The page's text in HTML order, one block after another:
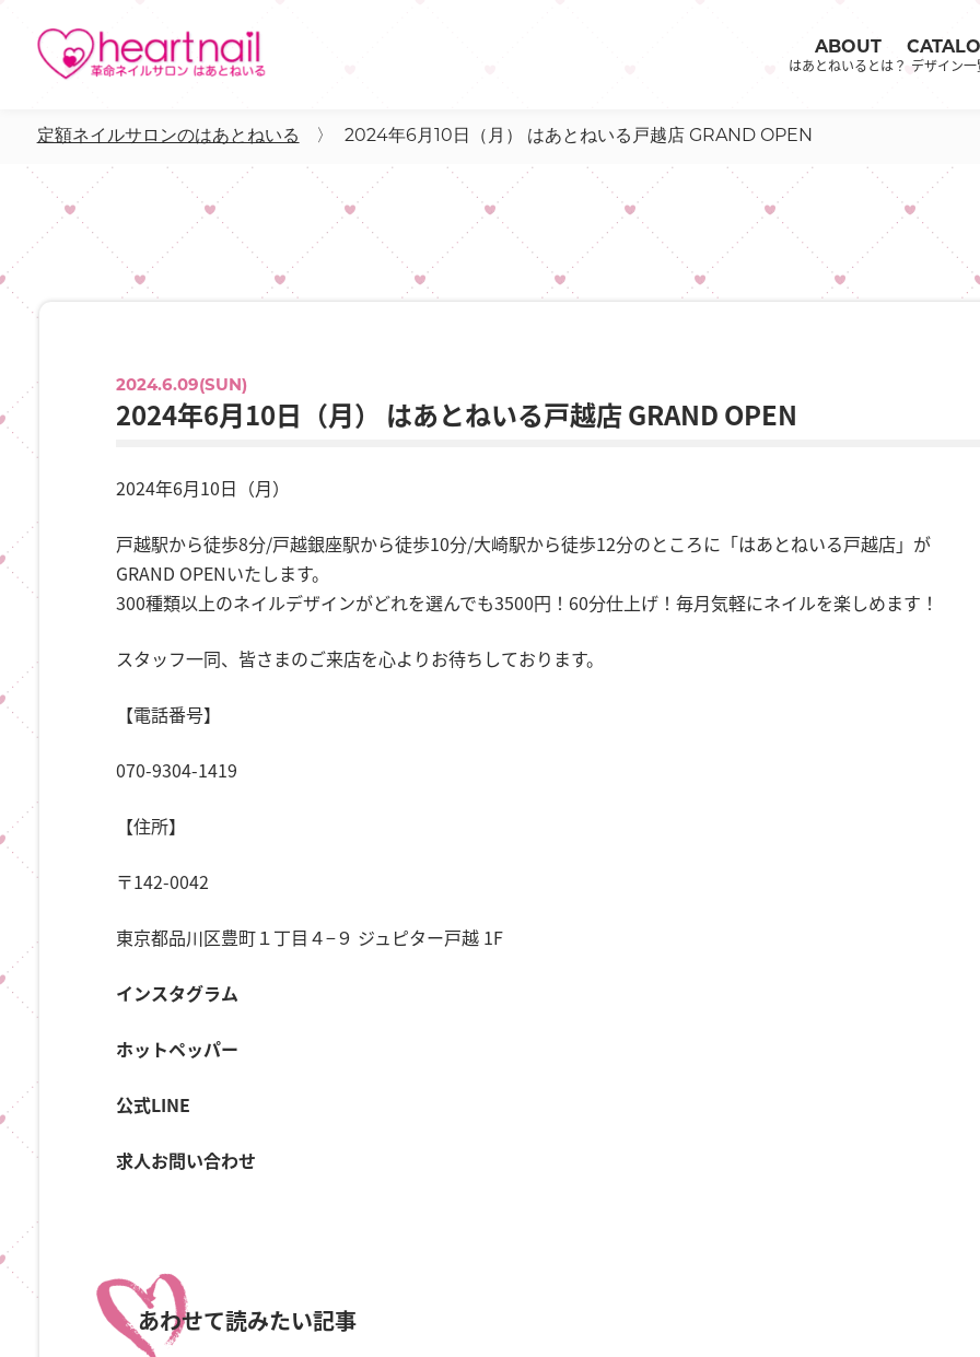
ABOUT
はあとねいるとは？ デザイン
定額ネイルサロンのはあとねいる 〉 2024年6月10日（月） はあとねいる戸越店 GRAND OPEN
2024.6.09(SUN)
2024年6月10日（月） はあとねいる戸越店 GRAND OPEN
2024年6月10日（月）
戸越駅から徒歩8分/戸越銀座駅から徒歩10分/大崎駅から徒歩12分のところに「はあとねいる戸越店」が
GRAND OPENいたします。
300種類以上のネイルデザインがどれを選んでも3500円！60分仕上げ！毎月気軽にネイルを楽しめます！
スタッフ一同、皆さまのご来店を心よりお待ちしております。
【電話番号】
070-9304-1419
【住所】
〒142-0042
東京都品川区豊町１丁目４−９ ジュピター戸越 1F
インスタグラム
ホットペッパー
公式LINE
求人お問い合わせ
あわせて読みたい記事